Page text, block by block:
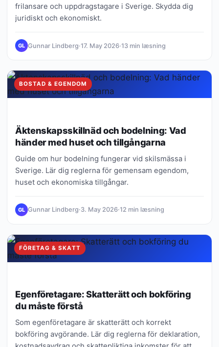
frilansare och uppdragstagare i Sverige. Skydda dig
juridiskt och ekonomiskt.
GL Gunnar Lindberg·17. May 2026·13 min læsning
BOSTAD & EGENDOM
Äktenskapsskillnäd och bodelning: Vad
händer med huset och tillgångarna
Guide om hur bodelning fungerar vid skilsmässa i
Sverige. Lär dig reglerna för gemensam egendom,
huset och ekonomiska tillgångar.
GL Gunnar Lindberg·3. May 2026·12 min læsning
FÖRETAG & SKATT
Egenföretagare: Skatterätt och bokföring
du måste förstå
Som egenföretagare är skatterätt och korrekt
bokföring avgörande. Lär dig reglerna för deklaration,